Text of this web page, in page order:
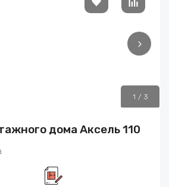
1 / 3
дома Аксель 110